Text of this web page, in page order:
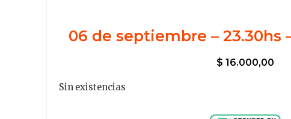
06 de septiembre – 23.30hs
$ 16.000,00
Sin existencias